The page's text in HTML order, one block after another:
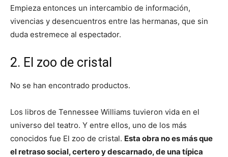
Empieza entonces un intercambio de información,
vivencias y desencuentros entre las hermanas, que sin
duda estremece al espectador.
2. El zoo de cristal
No se han encontrado productos.
Los libros de Tennessee Williams tuvieron vida en el
universo del teatro. Y entre ellos, uno de los más
conocidos fue El zoo de cristal. Esta obra no es más que
el retraso social, certero y descarnado, de una típica